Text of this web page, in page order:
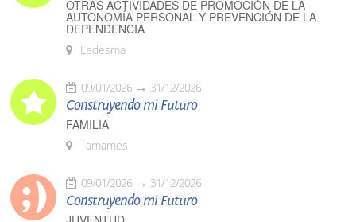
OTRAS ACTIVIDADES DE PROMOCIÓN DE LA
AUTONOMÍA PERSONAL Y PREVENCIÓN DE LA
DEPENDENCIA
Ledesma
09/01/2026 31/12/2026
Construyendo mi Futuro
FAMILIA
Tamames
09/01/2026 31/12/2026
Construyendo mi Futuro